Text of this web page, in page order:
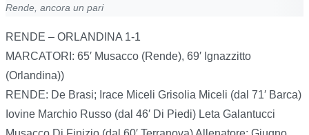
Rende, ancora un pari
RENDE – ORLANDINA 1-1
MARCATORI: 65′ Musacco (Rende), 69′ Ignazzitto
(Orlandina))
RENDE: De Brasi; Irace Miceli Grisolia Miceli (dal 71′ Barca)
Iovine Marchio Russo (dal 46′ Di Piedi) Leta Galantucci